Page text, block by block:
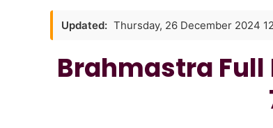
Film
480p,
Updated: Thursday, 26 December 2024
Brahmastra Full